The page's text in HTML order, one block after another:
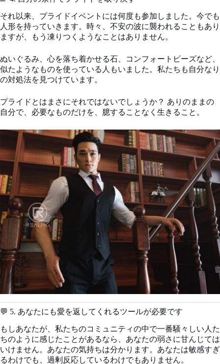
それ以来、プライドイベントには何度も参加しました。今でも
人形を持っていきます。時々、不安の波に襲われることもあり
ますが、もう凍りつくようなことはありません。
ぬいぐるみ、心を落ち着かせる石、コンフォートビーズなど、
似たようなものを使っている人もいました。私たちも自分なり
の対処法を見つけています。
プライドとはまさにそれではないでしょうか？ ありのままの
自分で、必要なものだけを、臆することなく生きること。
💬 5. あなたにも愛を返してくれるツールが必要です
もしあなたが、私たちのコミュニティの中で一番騒々しい人た
ちのように感じたことがあるなら、あなたの弱さに甘んじては
いけません。あなたの気持ちは分かります。あなたは敏感すぎ
るわけでも、過剰反応しているわけでもありません。